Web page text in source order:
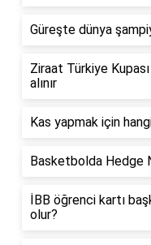
Güreşte dünya
Ziraat Türkiye
alınır
Kas yapmak için
Basketbolda Hedge
İBB öğrenci kartı
olur?